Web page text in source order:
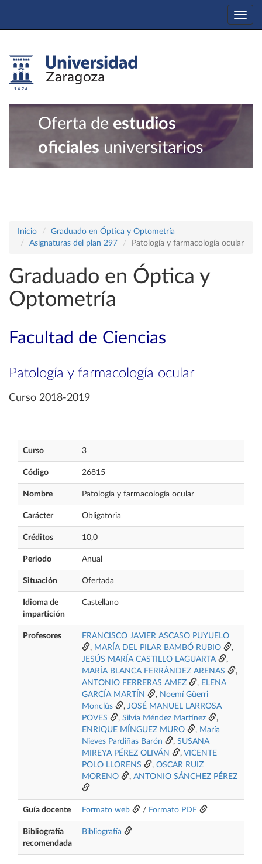
Oferta de estudios
oficiales universitarios
Inicio
Graduado en Óptica y Optometría
Asignaturas del plan 297
Patología y farmacología ocular
Graduado en Óptica y
Optometría
Facultad de Ciencias
Patología y farmacología ocular
Curso 2018-2019
Curso 3
Código 26815
Nombre Patología y farmacología ocular
Carácter Obligatoria
Créditos 10,0
Periodo Anual
Situación Ofertada
Idioma de
impartición
Castellano
Profesores
FRANCISCO JAVIER ASCASO PUYUELO
, MARÍA DEL PILAR BAMBÓ RUBIO
,
JESÚS MARÍA CASTILLO LAGUARTA
,
MARÍA BLANCA FERRÁNDEZ ARENAS
,
ANTONIO FERRERAS AMEZ
, ELENA
GARCÍA MARTÍN
, Noemí Güerri
Monclús
, JOSÉ MANUEL LARROSA
POVES
, Silvia Méndez Martínez
,
ENRIQUE MÍNGUEZ MURO
, María
Nieves Pardiñas Barón
, SUSANA
MIREYA PÉREZ OLIVÁN
, VICENTE
POLO LLORENS
, OSCAR RUIZ
MORENO
, ANTONIO SÁNCHEZ PÉREZ
Guía docente Formato web / Formato PDF
Bibliografía
recomendada
Bibliografía